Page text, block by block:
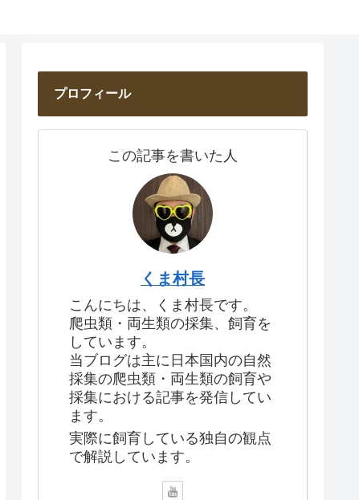
プロフィール
この記事を書いた人
くま村長
こんにちは、くま村長です。
爬虫類・両生類の採集、飼育を
しています。
当ブログは主に日本国内の自然
採集の爬虫類・両生類の飼育や
採集における記事を発信してい
ます。
実際に飼育している独自の観点
で解説しています。